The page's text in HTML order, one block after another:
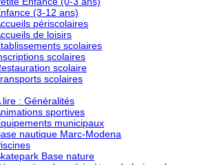
(3-12 ans)
périscolaires
de loisirs
scolaires
scolaires
scolaire
scolaires
lire : Généralités
sportives
municipaux
nautique Marc-Modena
Base nature